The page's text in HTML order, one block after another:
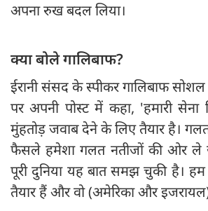
अपना रुख बदल लिया।
क्या बोले गालिबाफ?
ईरानी संसद के स्पीकर गालिबाफ सोशल
पर अपनी पोस्ट में कहा, 'हमारी
मुंहतोड़ जवाब देने के लिए तैयार है।
फैसले हमेशा गलत नतीजों की ओर
पूरी दुनिया यह बात समझ चुकी है।
तैयार हैं और वो (अमेरिका और